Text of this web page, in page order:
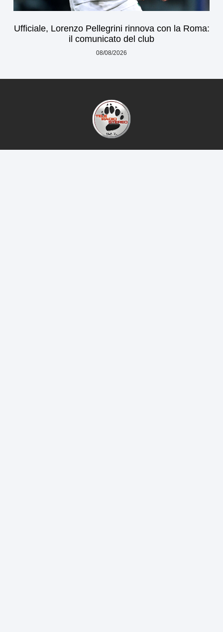
Ufficiale, Lorenzo Pellegrini rinnova con la Roma:
il comunicato del club
08/08/2026